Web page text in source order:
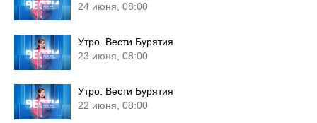
24 июня, 08:00
Утро. Вести Бурятия
23 июня, 08:00
Утро. Вести Бурятия
22 июня, 08:00